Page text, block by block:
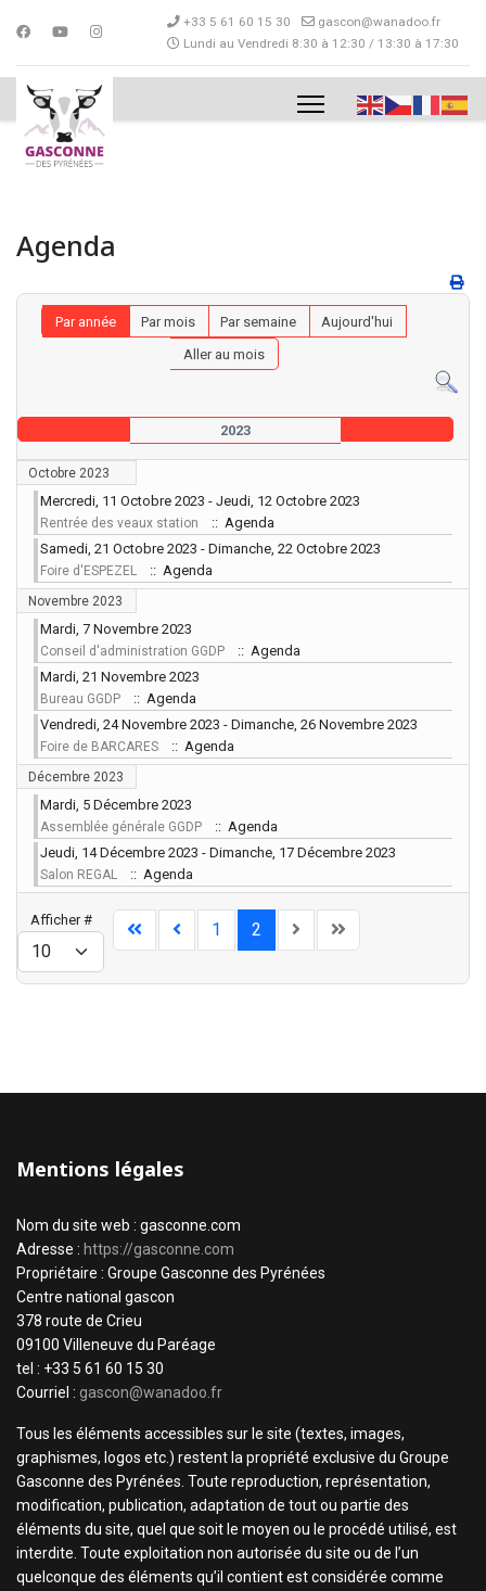
+33 5 61 60 15 30
gascon@wanadoo.fr
Lundi au Vendredi 8:30 à 12:30 / 13:30 à 17:30
Agenda
Par année Par mois Par semaine
Aujourd'hui
Aller au mois
2023
Octobre 2023
Mercredi, 11 Octobre 2023 - Jeudi, 12 Octobre 2023
Rentrée des veaux station
:: Agenda
Samedi, 21 Octobre 2023 - Dimanche, 22 Octobre 2023
Foire d'ESPEZEL :: Agenda
Novembre 2023
Mardi, 7 Novembre 2023
Conseil d'administration GGDP
:: Agenda
Mardi, 21 Novembre 2023
Bureau GGDP
:: Agenda
Vendredi, 24 Novembre 2023 - Dimanche, 26 Novembre 2023
Foire de BARCARES :: Agenda
Décembre 2023
Mardi, 5 Décembre 2023
Assemblée générale GGDP
:: Agenda
Jeudi, 14 Décembre 2023 - Dimanche, 17 Décembre 2023
Salon REGAL :: Agenda
Limite de la pagination
Afficher # 1 2
Mentions légales
Nom du site web : gasconne.com
Adresse : https://gasconne.com
Propriétaire : Groupe Gasconne des Pyrénées
Centre national gascon
378 route de Crieu
09100 Villeneuve du Paréage
tel : +33 5 61 60 15 30
Courriel : gascon@wanadoo.fr
Tous les éléments accessibles sur le site (textes, images,
graphismes, logos etc.) restent la propriété exclusive du Groupe
Gasconne des Pyrénées. Toute reproduction, représentation,
modification, publication, adaptation de tout ou partie des
éléments du site, quel que soit le moyen ou le procédé utilisé, est
interdite. Toute exploitation non autorisée du site ou de l’un
quelconque des éléments qu’il contient est considérée comme